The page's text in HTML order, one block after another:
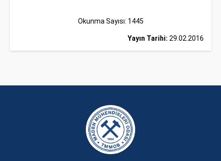
Okunma Sayısı: 1445
Yayın Tarihi: 29.02.2016